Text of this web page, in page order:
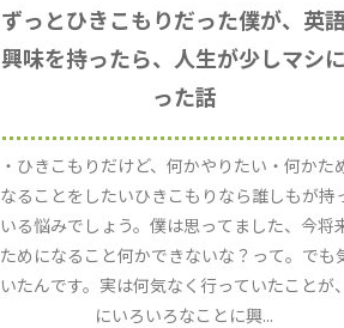
ずっとひきこもりだった僕が、英
興味を持ったら、人生が少しマシ
った話
・ひきこもりだけど、何かやりたい・何かた
なることをしたいひきこもりなら誰しもが持
いる悩みでしょう。僕は思ってました、今将
ためになること何かできないな？って。でも
いたんです。実は何気なく行っていたことが
にいろいろなことに興...